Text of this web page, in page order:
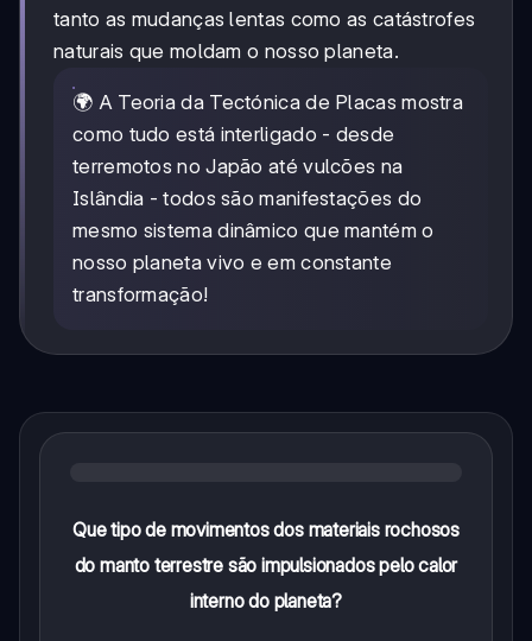
tanto as mudanças lentas como as catástrofes
naturais que moldam o nosso planeta.
🌍 A Teoria da Tectónica de Placas mostra
como tudo está interligado - desde
terremotos no Japão até vulcões na
Islândia - todos são manifestações do
mesmo sistema dinâmico que mantém o
nosso planeta vivo e em constante
transformação!
Que tipo de movimentos dos materiais rochosos
do manto terrestre são impulsionados pelo calor
interno do planeta?